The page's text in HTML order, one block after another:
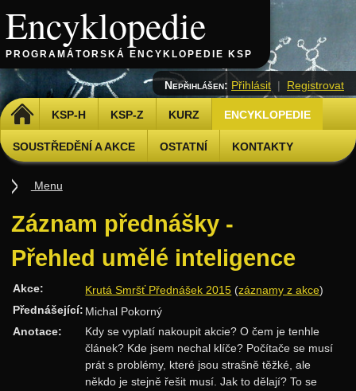
Encyklopedie
PROGRAMÁTORSKÁ ENCYKLOPEDIE KSP
DOMŮ KSP-H KSP-Z KURZ ENCYKLOPEDIE
SOUSTŘEDĚNÍ A AKCE OSTATNÍ KONTAKTY
Nepřihlášen: Přihlásit | Registrovat
Záznam přednášky -
Přehled umělé inteligence
Akce: Krutá Smršť Přednášek 2015 (záznamy z akce)
Přednášející: Michal Pokorný
Anotace:
Kdy se vyplatí nakoupit akcie? O čem je tenhle
článek? Kde jsem nechal klíče? Počítače se musí
prát s problémy, které jsou strašně těžké, ale
někdo je stejně řešit musí. Jak to dělají? To se
Menu
Základní algoritmy
Složitost
Algoritmizační techniky
Binární vyhledávání
Rozděl a panuj